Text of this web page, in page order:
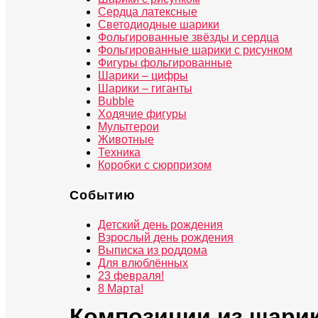
Сердца латексные
Светодиодные шарики
Фольгированные звёзды и сердца
Фольгированные шарики с рисунком
Фигуры фольгированные
Шарики – цифры
Шарики – гиганты
Bubble
Ходячие фигуры
Мультгерои
Животные
Техника
Коробки с сюрпризом
Событию
Детский день рождения
Взрослый день рождения
Выписка из роддома
Для влюблённых
23 февраля!
8 Марта!